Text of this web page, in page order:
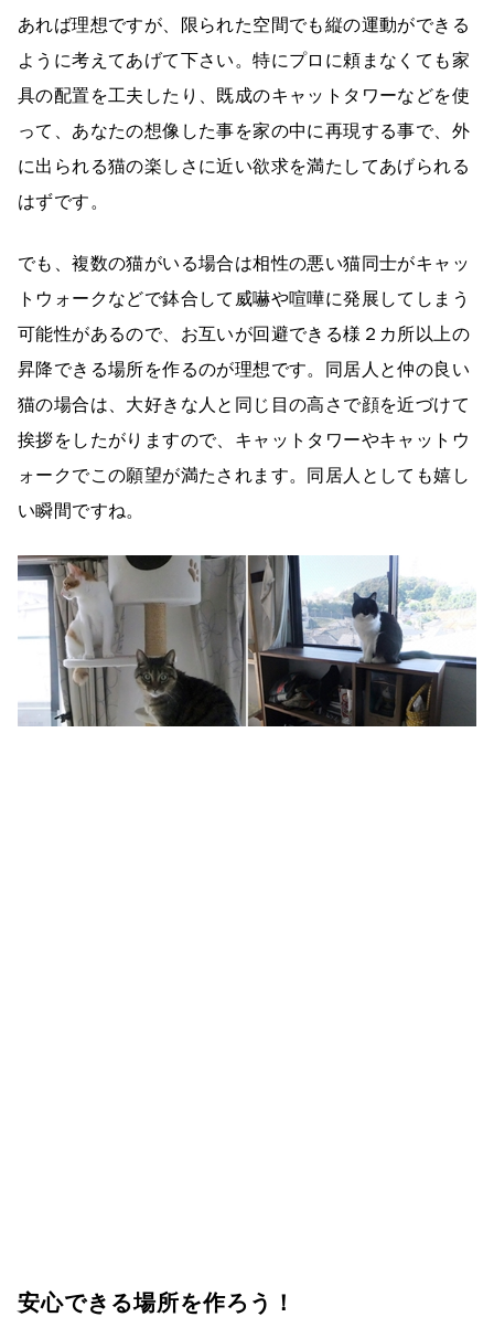
あれば理想ですが、限られた空間でも縦の運動ができる
ように考えてあげて下さい。特にプロに頼まなくても家
具の配置を工夫したり、既成のキャットタワーなどを使
って、あなたの想像した事を家の中に再現する事で、外
に出られる猫の楽しさに近い欲求を満たしてあげられる
はずです。
でも、複数の猫がいる場合は相性の悪い猫同士がキャッ
トウォークなどで鉢合して威嚇や喧嘩に発展してしまう
可能性があるので、お互いが回避できる様２カ所以上の
昇降できる場所を作るのが理想です。同居人と仲の良い
猫の場合は、大好きな人と同じ目の高さで顔を近づけて
挨拶をしたがりますので、キャットタワーやキャットウ
ォークでこの願望が満たされます。同居人としても嬉し
い瞬間ですね。
安心できる場所を作ろう！